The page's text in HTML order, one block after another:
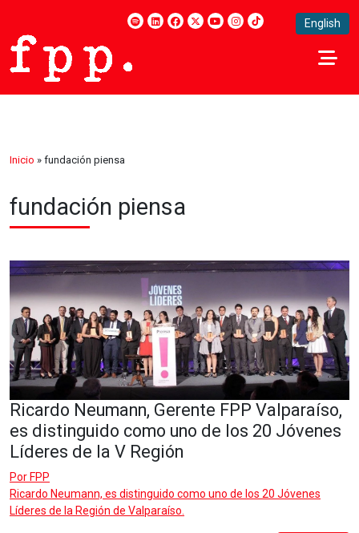
English
Inicio » fundación piensa
fundación piensa
Ricardo Neumann, Gerente FPP Valparaíso,
es distinguido como uno de los 20 Jóvenes
Líderes de la V Región
Por FPP
Ricardo Neumann, es distinguido como uno de los 20 Jóvenes
Líderes de la Región de Valparaíso.